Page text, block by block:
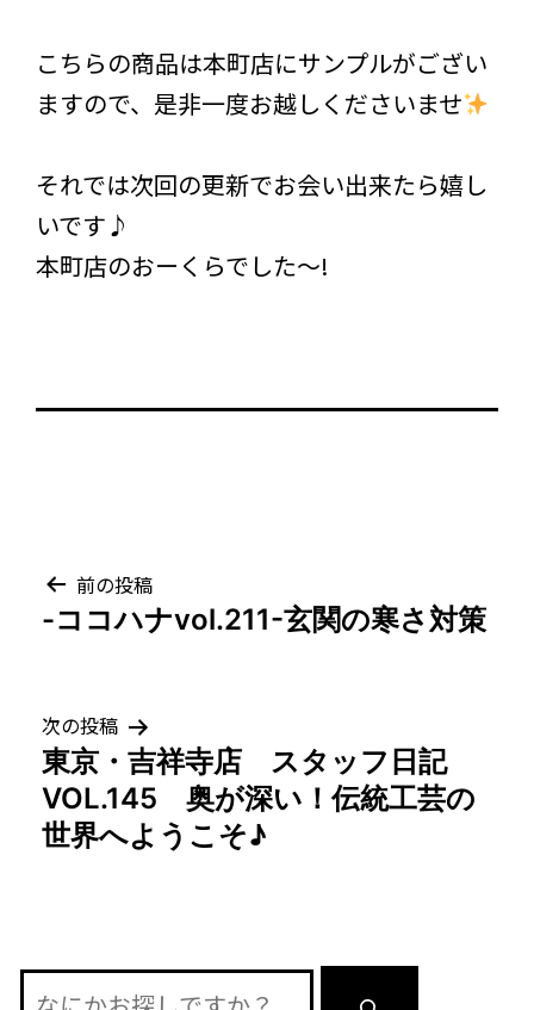
こちらの商品は本町店にサンプルがござい
ますので、是非一度お越しくださいませ
それでは次回の更新でお会い出来たら嬉し
いです♪
本町店のおーくらでした～!
投
稿
ビ
ゲ
ー
ョ
前の投稿
-ココハナvol.211-玄関の寒さ対策
次の投稿
東京・吉祥寺店 スタッフ日記
VOL.145 奥が深い！伝統工芸の
世界へようこそ♪